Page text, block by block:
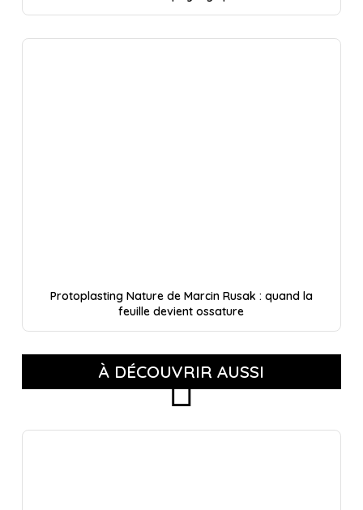
Protoplasting Nature de Marcin Rusak : quand la
feuille devient ossature
À DÉCOUVRIR AUSSI